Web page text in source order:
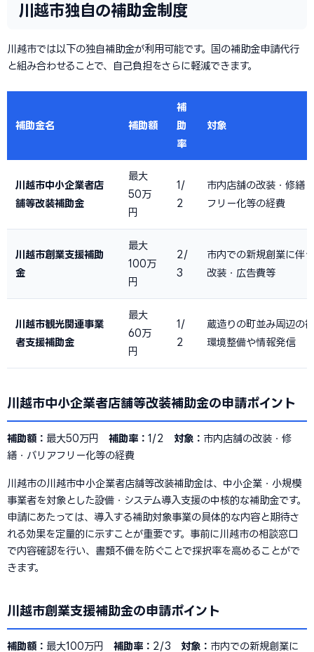
川越市独自の補助金制度
川越市では以下の独自補助金が利用可能です。国の補助金申請代行
と組み合わせることで、自己負担をさらに軽減できます。
補助金名 補助額
補
助
率
対象
川越市中小企業者店
舗等改装補助金
最大
50万
円
1/
2
市内店舗の改装・修繕
フリー化等の経費
川越市創業支援補助
金
最大
100万
円
2/
3
市内での新規創業に伴
改装・広告費等
川越市観光関連事業
者支援補助金
最大
60万
円
1/
2
蔵造りの町並み周辺の
環境整備や情報発信
川越市中小企業者店舗等改装補助金の申請ポイント
補助額： 最大50万円 補助率： 1/2 対象： 市内店舗の改装・修
繕・バリアフリー化等の経費
川越市の川越市中小企業者店舗等改装補助金は、中小企業・小規模
事業者を対象とした設備・システム導入支援の中核的な補助金です。
申請にあたっては、導入する補助対象事業の具体的な内容と期待さ
れる効果を定量的に示すことが重要です。事前に川越市の相談窓口
で内容確認を行い、書類不備を防ぐことで採択率を高めることがで
きます。
川越市創業支援補助金の申請ポイント
補助額： 最大100万円 補助率： 2/3 対象： 市内での新規創業に